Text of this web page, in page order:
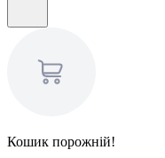
Кошик порожній!